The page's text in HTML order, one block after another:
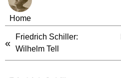
Home
«
Friedrich Schiller:
Wilhelm Tell